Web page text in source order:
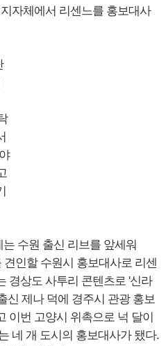
자체에서 리센느를 홍보대사
수원 출신 리브를 앞세워
견인할 수원시 홍보대사로 리센
경상도 사투리 콘텐츠로 '신라
신 제나 덕에 경주시 관광 홍보
이번 고양시 위촉으로 넉 달이
네 개 도시의 홍보대사가 됐다.